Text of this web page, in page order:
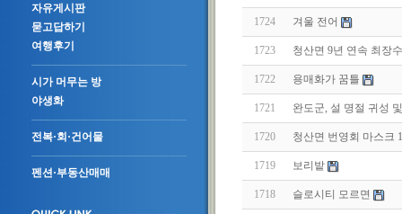
자유게시판
묻고답하기
여행후기
시가 머무는 방
야생화
전복·회·건어물
펜션·부동산매매
1724 겨울 전어
1723 청산면 9년 연속 최장
1722 용매화가 꿈틀
1721 완도군, 설 명절 귀성
1720 청산면 번영회 마스크
1719 보리밭
1718 슬로시티 모르면